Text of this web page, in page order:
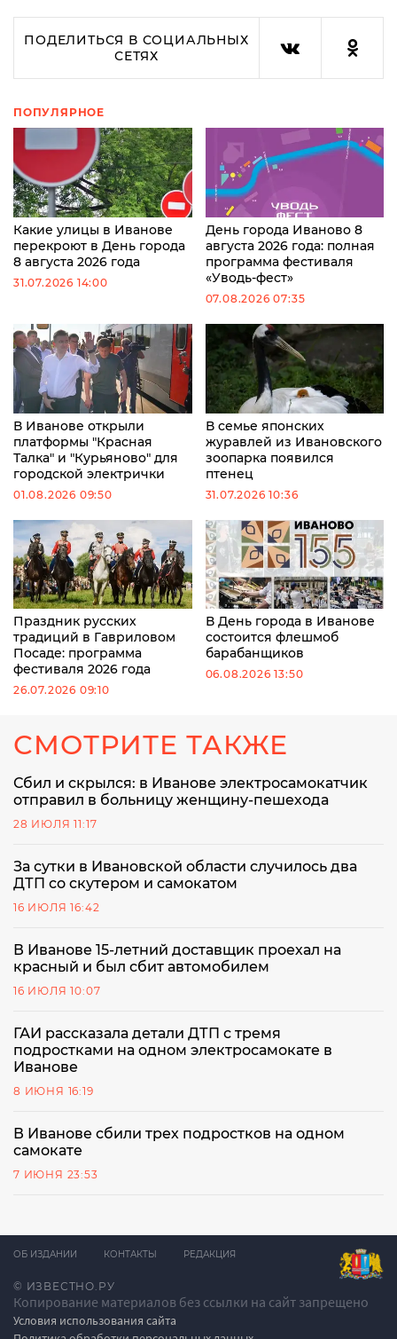
ПОДЕЛИТЬСЯ В СОЦИАЛЬНЫХ
СЕТЯХ
ПОПУЛЯРНОЕ
Какие улицы в Иванове
перекроют в День города
8 августа 2026 года
31.07.2026 14:00
День города Иваново 8
августа 2026 года: полная
программа фестиваля
«Уводь-фест»
07.08.2026 07:35
В Иванове открыли
платформы "Красная
Талка" и "Курьяново" для
городской электрички
01.08.2026 09:50
В семье японских
журавлей из Ивановского
зоопарка появился
птенец
31.07.2026 10:36
Праздник русских
традиций в Гавриловом
Посаде: программа
фестиваля 2026 года
26.07.2026 09:10
В День города в Иванове
состоится флешмоб
барабанщиков
06.08.2026 13:50
СМОТРИТЕ ТАКЖЕ
Сбил и скрылся: в Иванове электросамокатчик
отправил в больницу женщину-пешехода
28 ИЮЛЯ 11:17
За сутки в Ивановской области случилось два
ДТП со скутером и самокатом
16 ИЮЛЯ 16:42
В Иванове 15-летний доставщик проехал на
красный и был сбит автомобилем
16 ИЮЛЯ 10:07
ГАИ рассказала детали ДТП с тремя
подростками на одном электросамокате в
Иванове
8 ИЮНЯ 16:19
В Иванове сбили трех подростков на одном
самокате
7 ИЮНЯ 23:53
© ИЗВЕСТНО.РУ
Копирование материалов без ссылки на сайт запрещено
Условия использования сайта
ОБ ИЗДАНИИ КОНТАКТЫ РЕДАКЦИЯ